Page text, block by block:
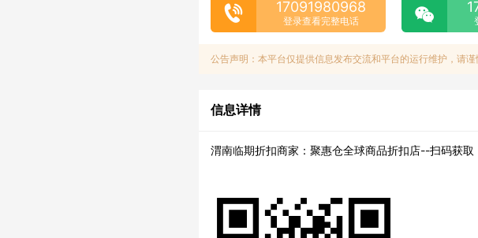
17091980968
登录查看完整电话
公告声明：本平台仅提供信息发布交流和平台的运行维护，请
信息详情
渭南临期折扣商家：聚惠仓全球商品折扣店--扫码获取